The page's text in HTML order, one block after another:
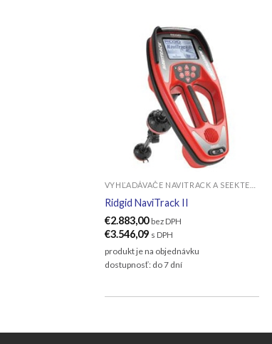
Ridgid NaviTrack II
€2.883,00 bez DPH
€3.546,09 s DPH
produkt je na objednávku
dostupnosť: do 7 dní